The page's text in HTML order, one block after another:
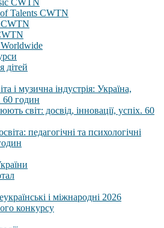
CWTN
Talents CWTN
дітей
і музична індустрія: Україна,
60 годин
світ: досвід, інновації, успіх. 60
педагогічні та психологічні
і міжнародні 2026
конкурсу